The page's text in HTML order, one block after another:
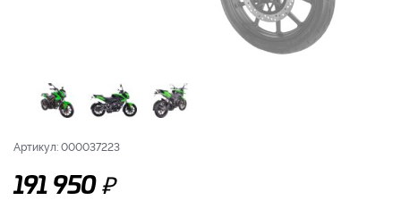
Артикул: 000037223
191 950 ₽